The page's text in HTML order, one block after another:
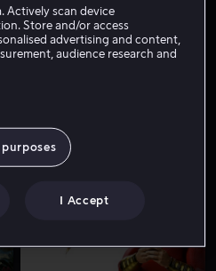
Fra 59 kr
Actively scan device
Store and/or access
advertising and content,
audience research and
purposes
I Accept